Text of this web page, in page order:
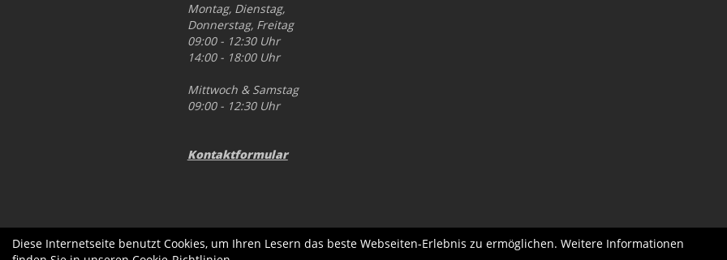
Montag, Dienstag,
Donnerstag, Freitag
09:00 - 12:30 Uhr
14:00 - 18:00 Uhr
Mittwoch & Samstag
09:00 - 12:30 Uhr
Kontaktformular
Diese Internetseite benutzt Cookies, um Ihren Lesern das beste Webseiten-Erlebnis zu ermöglichen. Weitere Informationen